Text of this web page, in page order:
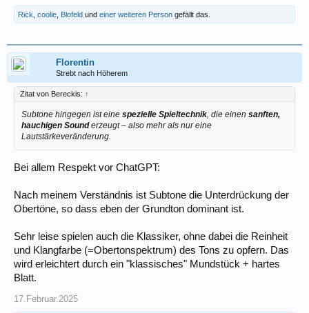
Rick coolie Blofeld und einer weiteren Person gefällt das.
Florentin
Strebt nach Höherem
Zitat von Bereckis: ↑
Subtone hingegen ist eine spezielle Spieltechnik, die einen sanften,
hauchigen Sounderzeugt – also mehr als nur eine
Lautstärkeveränderung.
Bei allem Respekt vor ChatGPT:
Nach meinem Verständnis ist Subtone die Unterdrückung der
Obertöne, so dass eben der Grundton dominant ist.
Sehr leise spielen auch die Klassiker, ohne dabei die Reinheit
und Klangfarbe (=Obertonspektrum) des Tons zu opfern. Das
wird erleichtert durch ein "klassisches" Mundstück + hartes
Blatt.
17.Februar.2025